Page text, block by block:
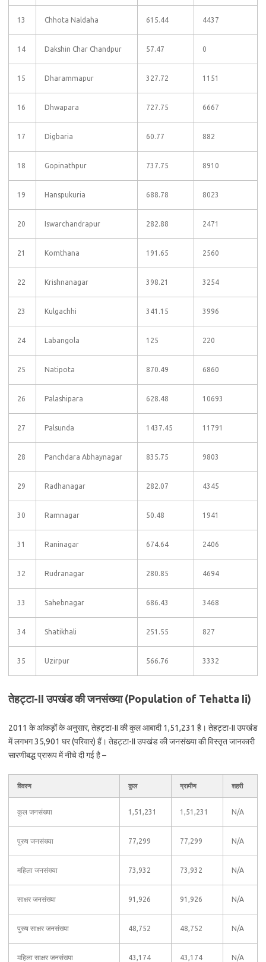
13 Chhota Naldaha 615.44 4437
14 Dakshin Char Chandpur 57.47 0
15 Dharammapur 327.72 1151
16 Dhwapara 727.75 6667
17 Digbaria 60.77 882
18 Gopinathpur 737.75 8910
19 Hanspukuria 688.78 8023
20 Iswarchandrapur 282.88 2471
21 Komthana 191.65 2560
22 Krishnanagar 398.21 3254
23 Kulgachhi 341.15 3996
24 Labangola 125 220
25 Natipota 870.49 6860
26 Palashipara 628.48 10693
27 Palsunda 1437.45 11791
28 Panchdara Abhaynagar 835.75 9803
29 Radhanagar 282.07 4345
30 Ramnagar 50.48 1941
31 Raninagar 674.64 2406
32 Rudranagar 280.85 4694
33 Sahebnagar 686.43 3468
34 Shatikhali 251.55 827
35 Uzirpur 566.76 3332
तेहट्टा-II उपखंड की जनसंख्या (Population of Tehatta Ii)
2011 के आंकड़ों के अनुसार, तेहट्टा-II की कुल आबादी 1,51,231 है। तेहट्टा-II उपखंड
में लगभग 35,901 घर (परिवार) हैं। तेहट्टा-II उपखंड की जनसंख्या की विस्तृत जानकारी
सारणीबद्ध प्रारूप में नीचे दी गई है –
विवरण कुल ग्रामीण शहरी
कुल जनसंख्या 1,51,231 1,51,231 N/A
पुरुष जनसंख्या 77,299 77,299 N/A
महिला जनसंख्या 73,932 73,932 N/A
साक्षर जनसंख्या 91,926 91,926 N/A
पुरुष साक्षर जनसंख्या 48,752 48,752 N/A
महिला साक्षर जनसंख्या 43,174 43,174 N/A